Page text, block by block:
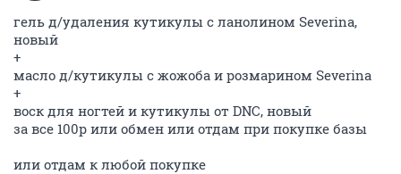
гель д/удаления кутикулы с ланолином Severina,
новый
+
масло д/кутикулы с жожоба и розмарином Severina
+
воск для ногтей и кутикулы от DNC, новый
за все 100р или обмен или отдам при покупке базы
или отдам к любой покупке